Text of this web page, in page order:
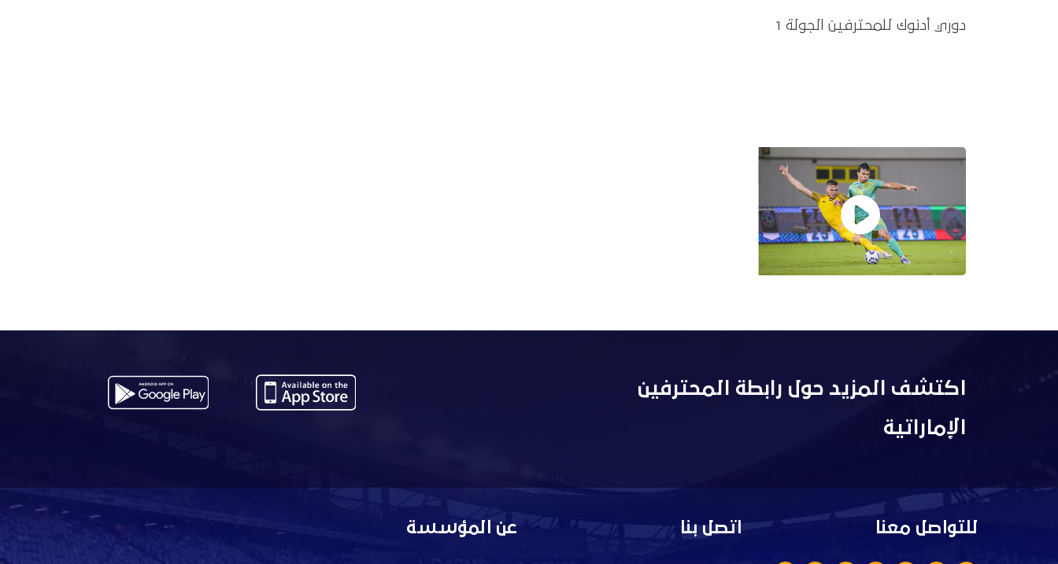
دوري أدنوك للمحترفين الجولة 1
اكتشف المزيد حول رابطة المحترفين
الإماراتية
للتواصل معنا اتصل بنا عن المؤسسة